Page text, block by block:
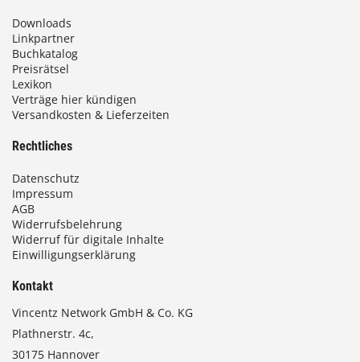
Downloads
Linkpartner
Buchkatalog
Preisrätsel
Lexikon
Verträge hier kündigen
Versandkosten & Lieferzeiten
Rechtliches
Datenschutz
Impressum
AGB
Widerrufsbelehrung
Widerruf für digitale Inhalte
Einwilligungserklärung
Kontakt
Vincentz Network GmbH & Co. KG
Plathnerstr. 4c,
30175 Hannover